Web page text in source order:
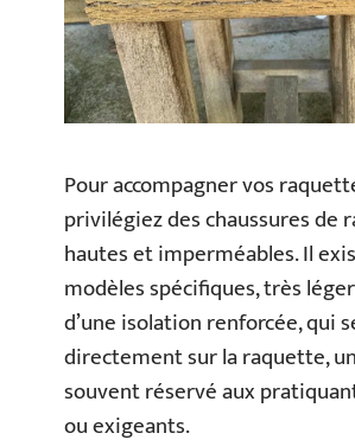
Pour accompagner vos
privilégiez des chaussures de
hautes et imperméables. Il
modèles spécifiques, très
d’une isolation renforcée, qui
directement sur la raquette,
souvent réservé aux
ou exigeants.